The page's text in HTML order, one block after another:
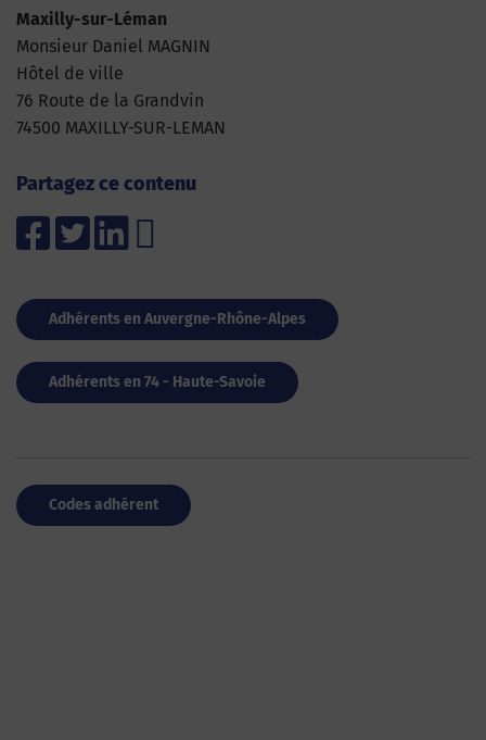
Maxilly-sur-Léman
Monsieur Daniel MAGNIN
Hôtel de ville
76 Route de la Grandvin
74500 MAXILLY-SUR-LEMAN
Partagez ce contenu
Adhérents en Auvergne-Rhône-Alpes
Adhérents en 74 - Haute-Savoie
Codes adhérent